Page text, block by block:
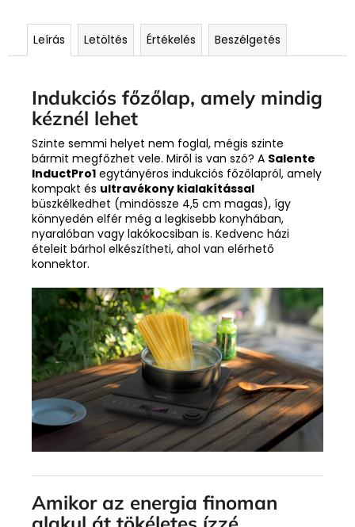
Leírás Letöltés Értékelés Beszélgetés
Indukciós főzőlap, amely mindig
kéznél lehet
Szinte semmi helyet nem foglal, mégis szinte
bármit megfőzhet vele. Miről is van szó? A Salente
InductPro1 egytányéros indukciós főzőlapról, amely
kompakt és ultravékony kialakítással
büszkélkedhet (mindössze 4,5 cm magas), így
könnyedén elfér még a legkisebb konyhában,
nyaralóban vagy lakókocsiban is. Kedvenc házi
ételeit bárhol elkészítheti, ahol van elérhető
konnektor.
Amikor az energia finoman